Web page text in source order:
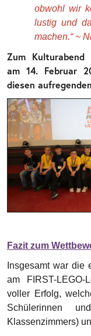
obwohl wir
lustig und
machen.“ ~
Zum Kulturabend
am 14. Februar
diesen
Fazit zum
Insgesamt war die
am FIRST-LEGO-
voller Erfolg,
Schülerinnen
Klassenzimmers)